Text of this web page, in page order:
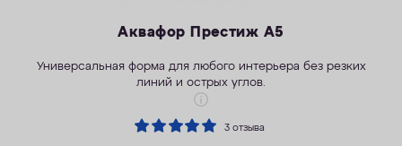
Аквафор Престиж А5
Универсальная форма для любого интерьера без резких
линий и острых углов.
3 отзыва